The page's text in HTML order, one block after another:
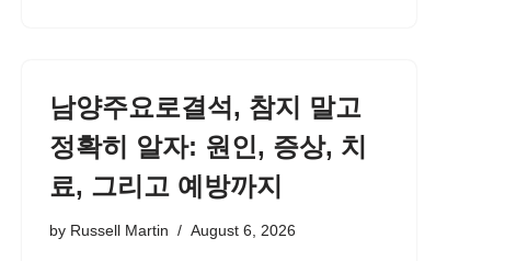
남양주요로결석, 참지 말고
정확히 알자: 원인, 증상, 치
료, 그리고 예방까지
by Russell Martin August 6, 2026